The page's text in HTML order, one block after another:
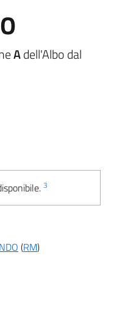
Adell'Albo dal
3
(RM)